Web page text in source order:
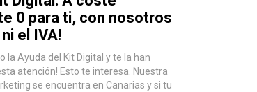
0 para ti, con nosotros
el IVA!
la Ayuda del Kit Digital y te la han
atención! Esto te interesa. Nuestra
se encuentra en Canarias y si tu